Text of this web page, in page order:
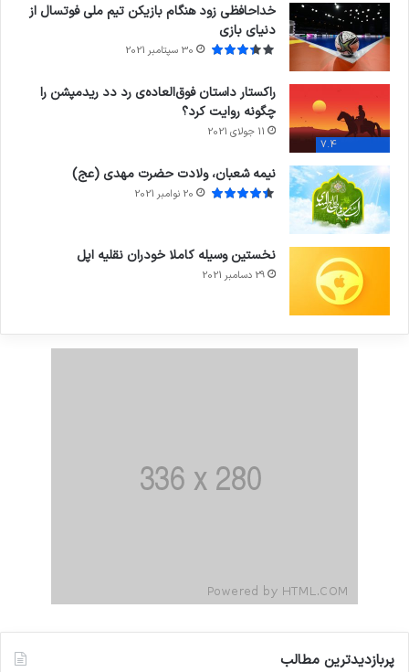
خداحافظی زود هنگام بازیکن تیم ملی فوتسال از
دنیای بازی
30 سپتامبر 2021
7.4
راکستار داستان فوق‌العاده‌ی رد دد ریدمپشن را
چگونه روایت کرد؟
11 جولای 2021
نیمه شعبان، ولادت حضرت مهدی (عج)
20 نوامبر 2021
نخستین وسیله کاملا خودران نقلیه اپل
29 دسامبر 2021
پربازدیدترین مطالب